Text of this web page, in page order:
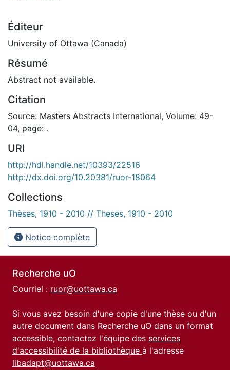
Éditeur
University of Ottawa (Canada)
Résumé
Abstract not available.
Citation
Source: Masters Abstracts International, Volume: 49-
04, page: .
URI
http://hdl.handle.net/10393/22516
http://dx.doi.org/10.20381/ruor-18064
Collections
Thèses, 1910 - 2010 // Theses, 1910 - 2010
Notice complète
Recherche uO
Courriel : ruor@uottawa.ca
Si vous avez besoin d'une copie d'une thèse ou d'un
autre document dans Recherche uO dans un format
accessible, contactez l'équipe des services
d'accessibilité de la bibliothèque à l'adresse
libadapt@uottawa.ca